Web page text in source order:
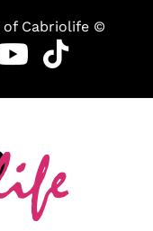
of Cabriolife ©